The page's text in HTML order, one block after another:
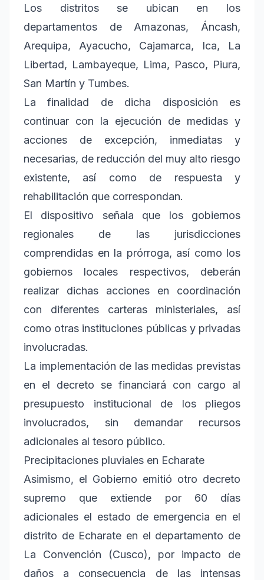
Los distritos se ubican en los
departamentos de Amazonas, Áncash,
Arequipa, Ayacucho, Cajamarca, Ica, La
Libertad, Lambayeque, Lima, Pasco, Piura,
San Martín y Tumbes.
La finalidad de dicha disposición es
continuar con la ejecución de medidas y
acciones de excepción, inmediatas y
necesarias, de reducción del muy alto riesgo
existente, así como de respuesta y
rehabilitación que correspondan.
El dispositivo señala que los gobiernos
regionales de las jurisdicciones
comprendidas en la prórroga, así como los
gobiernos locales respectivos, deberán
realizar dichas acciones en coordinación
con diferentes carteras ministeriales, así
como otras instituciones públicas y privadas
involucradas.
La implementación de las medidas previstas
en el decreto se financiará con cargo al
presupuesto institucional de los pliegos
involucrados, sin demandar recursos
adicionales al tesoro público.
Precipitaciones pluviales en Echarate
Asimismo, el Gobierno emitió otro decreto
supremo que extiende por 60 días
adicionales el estado de emergencia en el
distrito de Echarate en el departamento de
La Convención (Cusco), por impacto de
daños a consecuencia de las intensas